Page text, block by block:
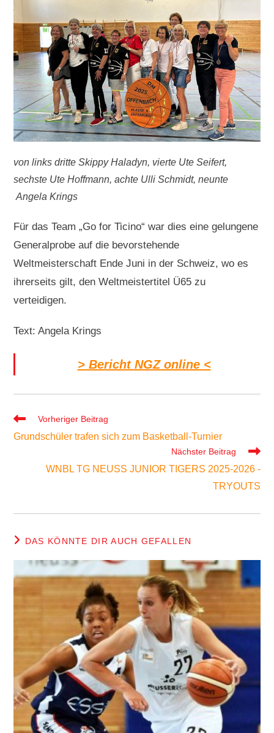
von links dritte Skippy Haladyn, vierte Ute Seifert,
sechste Ute Hoffmann, achte Ulli Schmidt, neunte
Angela Krings
Für das Team „Go for Ticino“ war dies eine gelungene
Generalprobe auf die bevorstehende
Weltmeisterschaft Ende Juni in der Schweiz, wo es
ihrerseits gilt, den Weltmeistertitel Ü65 zu
verteidigen.
Text: Angela Krings
> Bericht NGZ online <
Weitere
ansehen
Vorheriger Beitrag
Grundschüler trafen sich zum Basketball-Turnier
Nächster Beitrag
WNBL TG NEUSS JUNIOR TIGERS 2025-2026 -
TRYOUTS
DAS KÖNNTE DIR AUCH GEFALLEN